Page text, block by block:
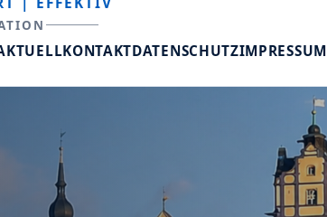
KONTAKTDATENSCHUTZIMPRESSUM